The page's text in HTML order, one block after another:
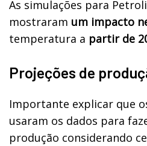
As simulações para
mostraram um impacto
temperatura a partir de
Projeções de
Importante explicar que
usaram os dados para
produção considerando